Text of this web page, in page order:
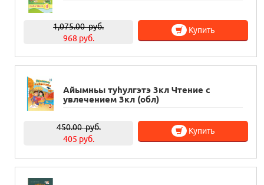
1,075.00руб.
968 руб.
Купить
Айымньы туhулгэтэ 3кл Чтение с
увлечением 3кл (обл)
450.00руб.
405 руб.
Купить